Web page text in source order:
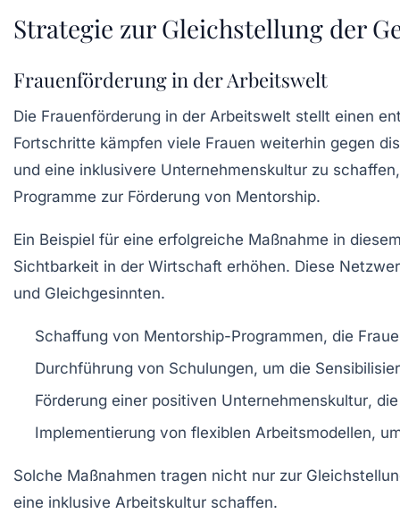
Strategie zur Gleichstellung der
Frauenförderung in der Arbeitswelt
Die Frauenförderung in der Arbeitswelt stellt einen
Fortschritte kämpfen viele Frauen weiterhin gegen
und eine inklusivere Unternehmenskultur zu
Programme zur Förderung von Mentorship.
Ein Beispiel für eine erfolgreiche Maßnahme in
Sichtbarkeit in der Wirtschaft erhöhen. Diese
und Gleichgesinnten.
Schaffung von Mentorship-Programmen, die
Durchführung von Schulungen, um die
Förderung einer positiven Unternehmenskultur,
Implementierung von flexiblen Arbeitsmodellen,
Solche Maßnahmen tragen nicht nur zur
eine inklusive Arbeitskultur schaffen.